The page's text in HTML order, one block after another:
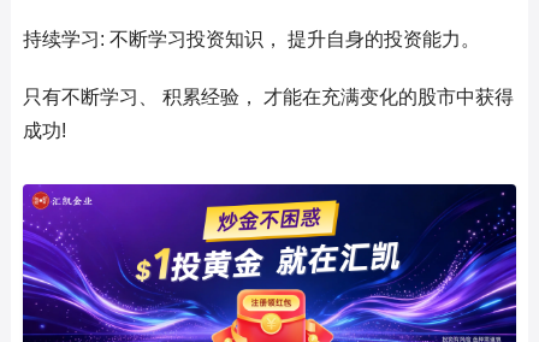
持续学习: 不断学习投资知识， 提升自身的投资能力。
只有不断学习、 积累经验， 才能在充满变化的股市中获得
成功!